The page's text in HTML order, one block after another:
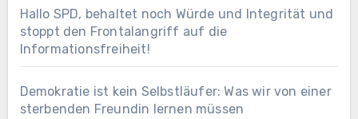
Hallo SPD, behaltet noch Würde und Integrität und
stoppt den Frontalangriff auf die
Informationsfreiheit!
Demokratie ist kein Selbstläufer: Was wir von einer
sterbenden Freundin lernen müssen